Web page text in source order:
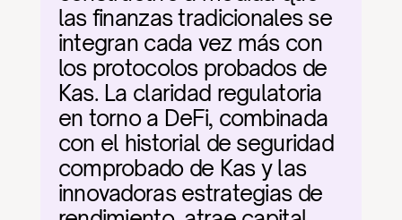
las finanzas tradicionales se
integran cada vez más con
los protocolos probados de
Kas. La claridad regulatoria
en torno a DeFi, combinada
con el historial de seguridad
comprobado de Kas y las
innovadoras estrategias de